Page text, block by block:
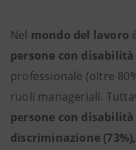
Nel mondo del lavoro
persone con disabilità
professionale (oltre
ruoli manageriali.
persone con disabilità
discriminazione (73%),